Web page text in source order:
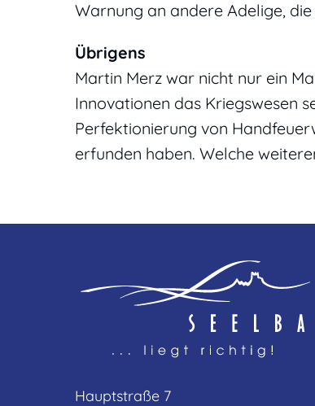
Warnung an andere Adelige,
Übrigens
Martin Merz war nicht nur ein
Innovationen das Kriegswesen
Perfektionierung von
erfunden haben. Welche
Hauptstraße 7